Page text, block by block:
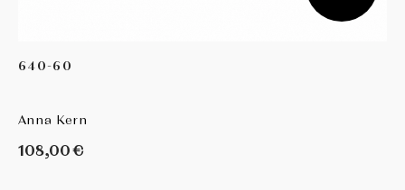
640-60
Anna Kern
108,00 €